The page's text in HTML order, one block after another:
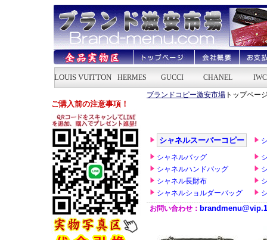
ブランドコピー激安市場 トップペー